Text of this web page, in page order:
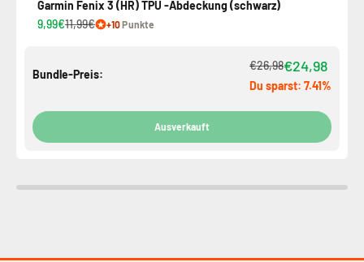
Garmin Fenix ​​3 (HR) TPU -Abdeckung (schwarz)
9,99€11,99€ +10Punkte
Bundle-Preis:
€26,98€24,98
Du sparst: 7.41%
Ausverkauft